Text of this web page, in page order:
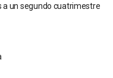
a un segundo cuatrimestre